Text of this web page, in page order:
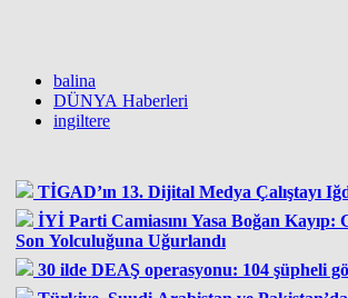
balina
DÜNYA Haberleri
ingiltere
TİGAD’ın 13. Dijital Medya Çalıştayı
İYİ Parti Camiasını Yasa Boğan Kayıp:
Son Yolculuğuna Uğurlandı
30 ilde DEAŞ operasyonu: 104 şüpheli